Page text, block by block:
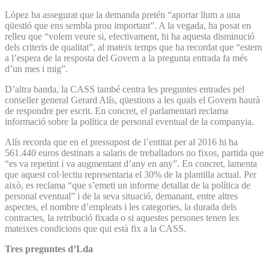
López ha assegurat que la demanda pretén “aportar llum a una
qüestió que ens sembla prou important”. A la vegada, ha posat en
relleu que “volem veure si, efectivament, hi ha aquesta disminució
dels criteris de qualitat”, al mateix temps que ha recordat que “estem
a l’espera de la resposta del Govern a la pregunta entrada fa més
d’un mes i mig”.
D’altra banda, la CASS també centra les preguntes entrades pel
conseller general Gerard Alís, qüestions a les quals el Govern haurà
de respondre per escrit. En concret, el parlamentari reclama
informació sobre la política de personal eventual de la companyia.
Alís recorda que en el pressupost de l’entitat per al 2016 hi ha
561.440 euros destinats a salaris de treballadors no fixos, partida que
“es va repetint i va augmentant d’any en any”. En concret, lamenta
que aquest col·lectiu representaria el 30% de la plantilla actual. Per
això, es reclama “que s’emeti un informe detallat de la política de
personal eventual” i de la seva situació, demanant, entre altres
aspectes, el nombre d’empleats i les categories, la durada dels
contractes, la retribució fixada o si aquestes persones tenen les
mateixes condicions que qui està fix a la CASS.
Tres preguntes d’Lda